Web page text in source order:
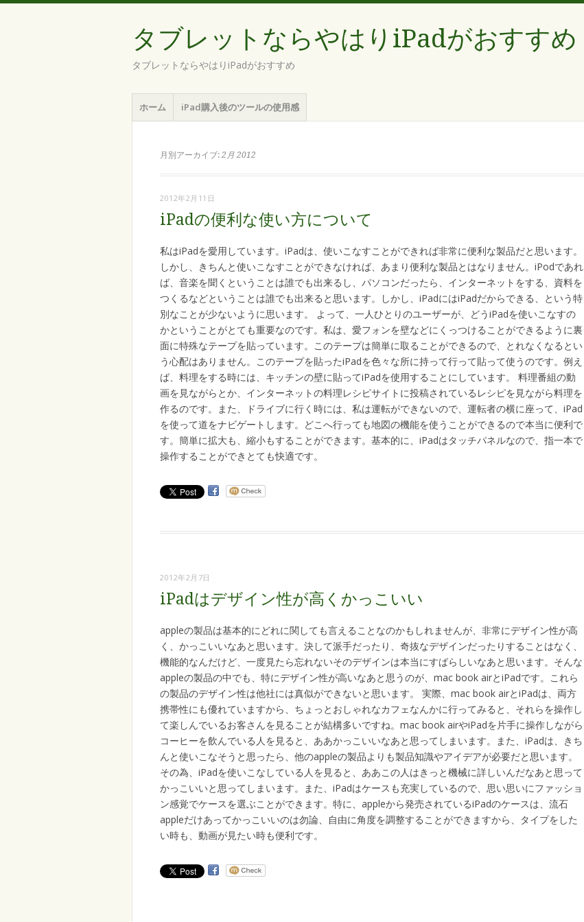
タブレットならやはりiPadがおすすめ
タブレットならやはりiPadがおすすめ
メニュー
コンテンツへ移動
ホーム iPad購入後のツールの使用感
月別アーカイブ: 2月 2012
2012年2月11日
iPadの便利な使い方について
私はiPadを愛用しています。iPadは、使いこなすことができれば非常に便利な製品だと思います。
しかし、きちんと使いこなすことができなければ、あまり便利な製品とはなりません。iPodであれ
ば、音楽を聞くということは誰でも出来るし、パソコンだったら、インターネットをする、資料を
つくるなどということは誰でも出来ると思います。しかし、iPadにはiPadだからできる、という特
別なことが少ないように思います。 よって、一人ひとりのユーザーが、どうiPadを使いこなすの
かということがとても重要なのです。私は、愛フォンを壁などにくっつけることができるように裏
面に特殊なテープを貼っています。このテープは簡単に取ることができるので、とれなくなるとい
う心配はありません。このテープを貼ったiPadを色々な所に持って行って貼って使うのです。例え
ば、料理をする時には、キッチンの壁に貼ってiPadを使用することにしています。 料理番組の動
画を見ながらとか、インターネットの料理レシピサイトに投稿されているレシピを見ながら料理を
作るのです。また、ドライブに行く時には、私は運転ができないので、運転者の横に座って、iPad
を使って道をナビゲートします。どこへ行っても地図の機能を使うことができるので本当に便利で
す。簡単に拡大も、縮小もすることができます。基本的に、iPadはタッチパネルなので、指一本で
操作することができとても快適です。
2012年2月7日
iPadはデザイン性が高くかっこいい
appleの製品は基本的にどれに関しても言えることなのかもしれませんが、非常にデザイン性が高
く、かっこいいなあと思います。決して派手だったり、奇抜なデザインだったりすることはなく、
機能的なんだけど、一度見たら忘れないそのデザインは本当にすばらしいなあと思います。そんな
appleの製品の中でも、特にデザイン性が高いなあと思うのが、mac book airとiPadです。これら
の製品のデザイン性は他社には真似ができないと思います。 実際、mac book airとiPadは、両方
携帯性にも優れていますから、ちょっとおしゃれなカフェなんかに行ってみると、それらを操作し
て楽しんでいるお客さんを見ることが結構多いですね。mac book airやiPadを片手に操作しながら
コーヒーを飲んでいる人を見ると、ああかっこいいなあと思ってしまいます。また、iPadは、きち
んと使いこなそうと思ったら、他のappleの製品よりも製品知識やアイデアが必要だと思います。
その為、iPadを使いこなしている人を見ると、ああこの人はきっと機械に詳しいんだなあと思って
かっこいいと思ってしまいます。また、iPadはケースも充実しているので、思い思いにファッショ
ン感覚でケースを選ぶことができます。特に、appleから発売されているiPadのケースは、流石
appleだけあってかっこいいのは勿論、自由に角度を調整することができますから、タイプをした
い時も、動画が見たい時も便利です。